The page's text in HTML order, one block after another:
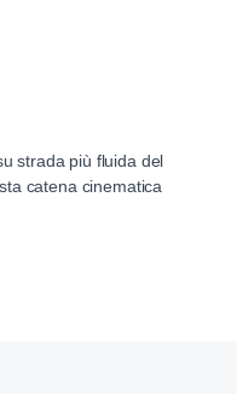
strada più fluida del
catena cinematica